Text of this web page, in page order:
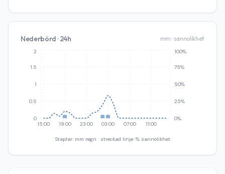
Nederbörd · 24h mm · sannolikhet
15:00 19:00 23:00 03:00 07:00 11:00
0
0.5
1
1.5
2
0%
25%
50%
75%
100%
Staplar: mm regn · streckad linje: % sannolikhet